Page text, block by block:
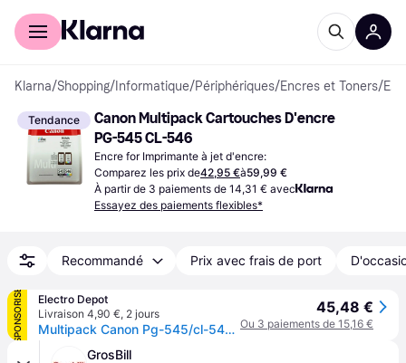
Acheter avec Klarna
Klarna/Shopping/ Informatique/Périphériques/Encres et Toners/
Tendance
Canon Multipack Cartouches D'encre
PG-545 CL-546
Encre for Imprimante à jet d'encre:
Comparez les prix de42,95 €à59,99 €
À partir de 3 paiements de 14,31 € avec
Essayez des paiements flexibles*
Recommandé Prix avec frais de port
SPONSORISÉ
Electro Depot
Livraison 4,90 €, 2 jours
Multipack Canon Pg-545/cl-546 Pvp Alarme
45,48 €
Ou 3 paiements de 15,16 €
GrosBill